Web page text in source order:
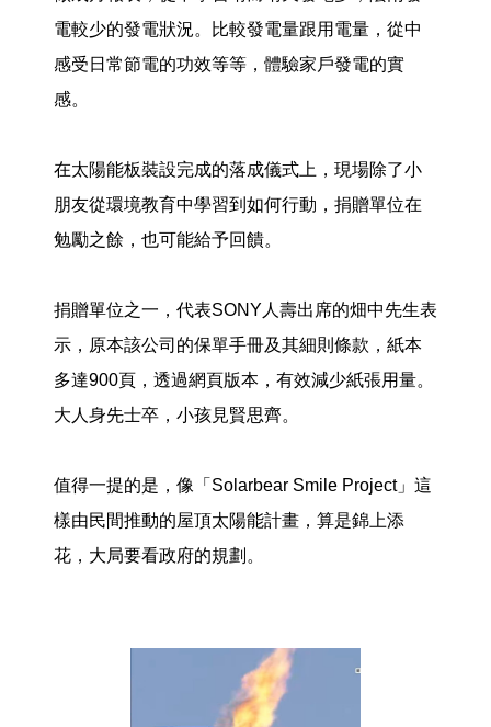
電較少的發電狀況。比較發電量跟用電量，從中
感受日常節電的功效等等，體驗家戶發電的實
感。
在太陽能板裝設完成的落成儀式上，現場除了小
朋友從環境教育中學習到如何行動，捐贈單位在
勉勵之餘，也可能給予回饋。
捐贈單位之一，代表SONY人壽出席的畑中先生表
示，原本該公司的保單手冊及其細則條款，紙本
多達900頁，透過網頁版本，有效減少紙張用量。
大人身先士卒，小孩見賢思齊。
值得一提的是，像「Solarbear Smile Project」這
樣由民間推動的屋頂太陽能計畫，算是錦上添
花，大局要看政府的規劃。